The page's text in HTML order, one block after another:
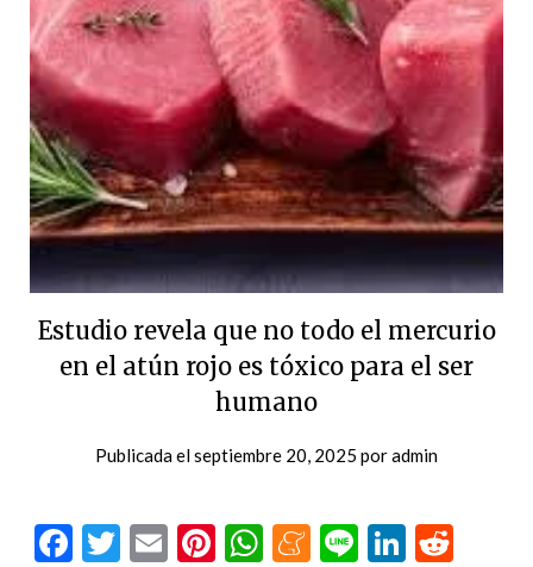
Estudio revela que no todo el mercurio
en el atún rojo es tóxico para el ser
humano
Publicada elseptiembre 20, 2025 poradmin
Facebook
Twitter
EmailPinterest
WhatsApp
Meneame
Line